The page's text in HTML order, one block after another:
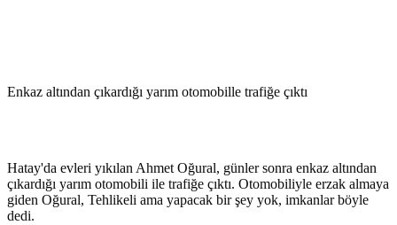
Enkaz altından çıkardığı yarım otomobille trafiğe çıktı
Hatay'da evleri yıkılan Ahmet Oğural, günler sonra enkaz altından
çıkardığı yarım otomobili ile trafiğe çıktı. Otomobiliyle erzak almaya
giden Oğural, Tehlikeli ama yapacak bir şey yok, imkanlar böyle
dedi.